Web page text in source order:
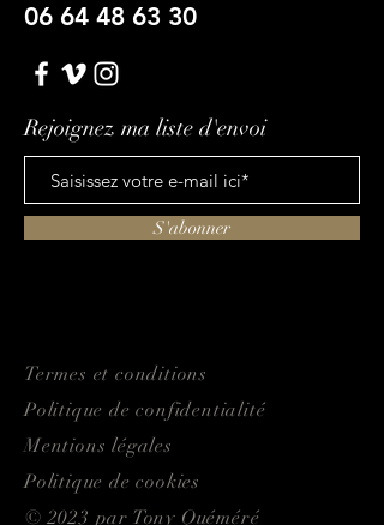
06 64 48 63 30
Rejoignez ma liste d'envoi
S'abonner
Termes et conditions
Politique de confidentialité
Mentions légales
Politique de cookies
© 2023 par Tony Quéméré